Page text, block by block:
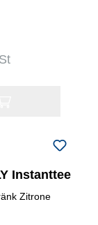
Instanttee
Zitrone